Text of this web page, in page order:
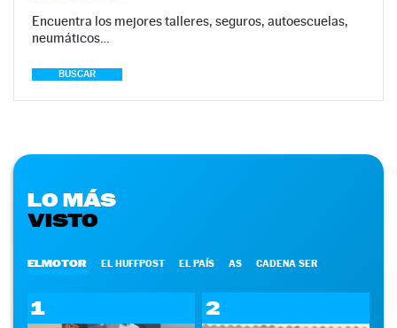
Encuentra los mejores talleres, seguros, autoescuelas,
neumáticos…
BUSCAR
LO MÁS
VISTO
ELMOTOR EL HUFFPOST EL PAÍS AS CADENA SER
1 2